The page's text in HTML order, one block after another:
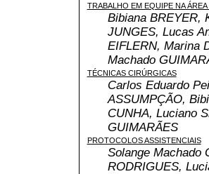
TRABALHO EM EQUIPE NA ÁREA
Bibiana BREYER,
JUNGES, Lucas
EIFLERN, Marina
Machado
TÉCNICAS CIRÚRGICAS
Carlos Eduardo
ASSUMPÇÃO,
CUNHA, Luciano
GUIMARÃES
PROTOCOLOS ASSISTENCIAIS
Solange Machado
RODRIGUES,